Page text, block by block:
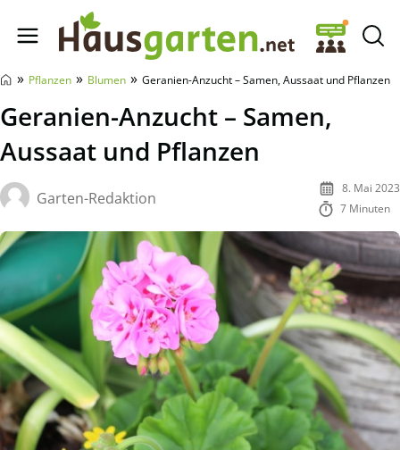
Hausgarten.net
» Pflanzen » Blumen » Geranien-Anzucht – Samen, Aussaat und Pflanzen
Geranien-Anzucht – Samen,
Aussaat und Pflanzen
Garten-Redaktion
8. Mai 2023
7 Minuten